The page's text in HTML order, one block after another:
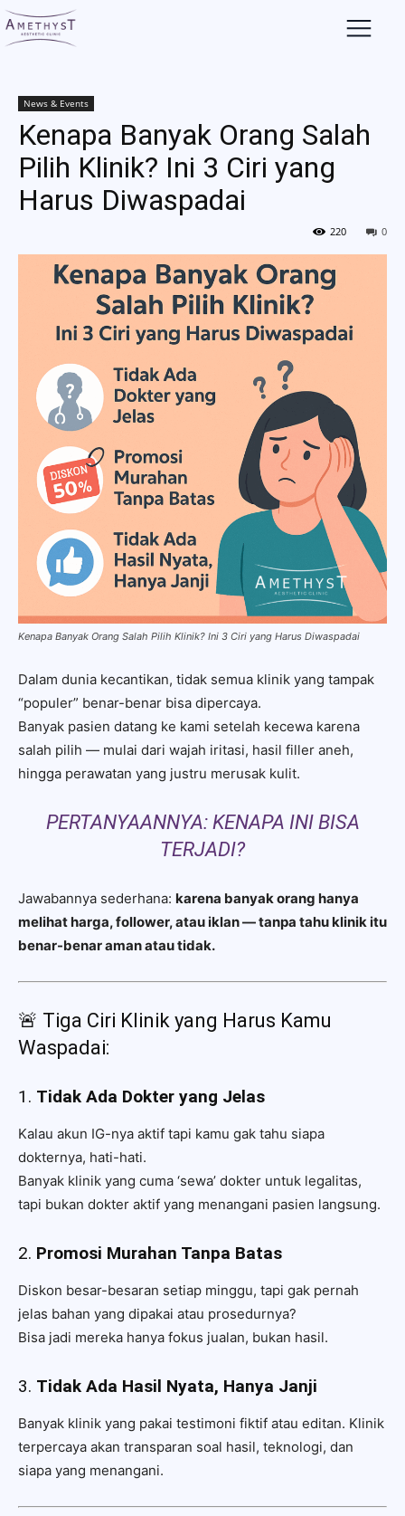
News & Events
Kenapa Banyak Orang Salah
Pilih Klinik? Ini 3 Ciri yang
Harus Diwaspadai
0
220
Kenapa Banyak Orang Salah Pilih Klinik? Ini 3 Ciri yang Harus Diwaspadai
Dalam dunia kecantikan, tidak semua klinik yang tampak
“populer” benar-benar bisa dipercaya.
Banyak pasien datang ke kami setelah kecewa karena
salah pilih — mulai dari wajah iritasi, hasil filler aneh,
hingga perawatan yang justru merusak kulit.
PERTANYAANNYA: KENAPA INI BISA
TERJADI?
Jawabannya sederhana: karena banyak orang hanya
melihat harga, follower, atau iklan — tanpa tahu klinik itu
benar-benar aman atau tidak.
🚨 Tiga Ciri Klinik yang Harus Kamu
Waspadai:
1. Tidak Ada Dokter yang Jelas
Kalau akun IG-nya aktif tapi kamu gak tahu siapa
dokternya, hati-hati.
Banyak klinik yang cuma ‘sewa’ dokter untuk legalitas,
tapi bukan dokter aktif yang menangani pasien langsung.
2. Promosi Murahan Tanpa Batas
Diskon besar-besaran setiap minggu, tapi gak pernah
jelas bahan yang dipakai atau prosedurnya?
Bisa jadi mereka hanya fokus jualan, bukan hasil.
3. Tidak Ada Hasil Nyata, Hanya Janji
Banyak klinik yang pakai testimoni fiktif atau editan. Klinik
terpercaya akan transparan soal hasil, teknologi, dan
siapa yang menangani.